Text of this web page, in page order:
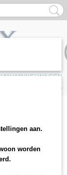
UW WINKELWAGEN
(0)
aan.
worden